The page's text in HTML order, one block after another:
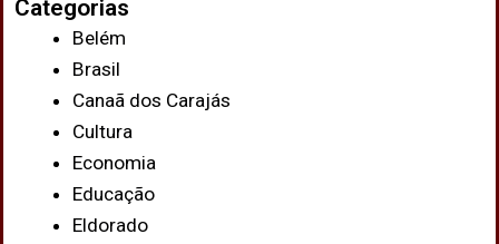
Categorias
Belém
Brasil
Canaã dos Carajás
Cultura
Economia
Educação
Eldorado